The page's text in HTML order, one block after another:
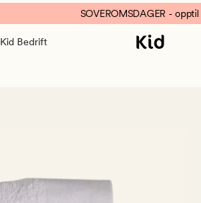
SOVEROMSDAGER - opptil
Kid Bedrift